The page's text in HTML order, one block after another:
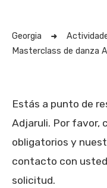
Georgia
Masterclass de danza
Estás a punto de
Adjaruli. Por favor,
obligatorios y
contacto con
solicitud.